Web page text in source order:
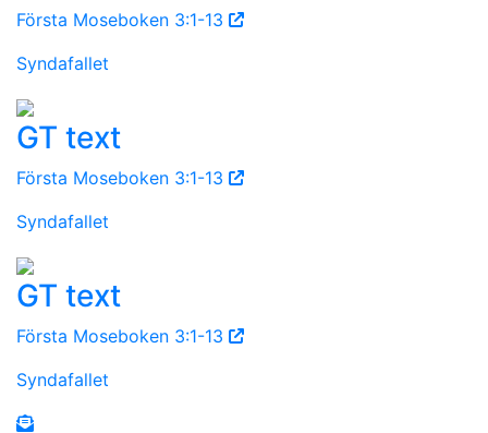
Första Moseboken 3:1-13
Syndafallet
GT text
Första Moseboken 3:1-13
Syndafallet
GT text
Första Moseboken 3:1-13
Syndafallet